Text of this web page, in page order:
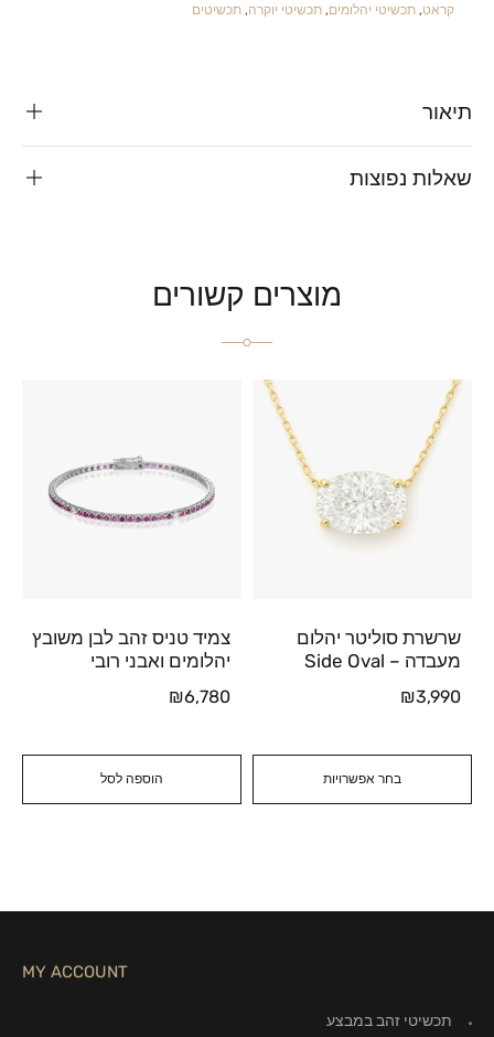
קראט,תכשיטי יהלומים,תכשיטי יוקרה,תכשיטים
תיאור
שאלות נפוצות
מוצרים קשורים
בחר אפשרויות
שרשרת סוליטר יהלום
מעבדה – Side Oval
₪3,990
הוספה לסל
צמיד טניס זהב לבן משובץ
יהלומים ואבני רובי
₪6,780
MY ACCOUNT
תכשיטי זהב במבצע